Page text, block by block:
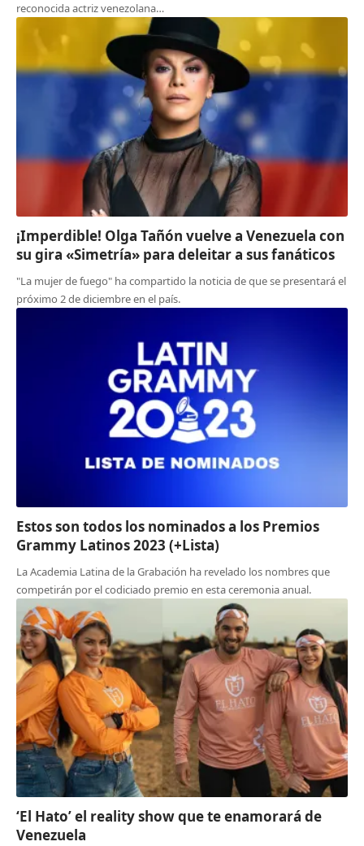
reconocida actriz venezolana…
¡Imperdible! Olga Tañón vuelve a Venezuela con
su gira «Simetría» para deleitar a sus fanáticos
"La mujer de fuego" ha compartido la noticia de que se presentará el
próximo 2 de diciembre en el país.
Estos son todos los nominados a los Premios
Grammy Latinos 2023 (+Lista)
La Academia Latina de la Grabación ha revelado los nombres que
competirán por el codiciado premio en esta ceremonia anual.
‘El Hato’ el reality show que te enamorará de
Venezuela